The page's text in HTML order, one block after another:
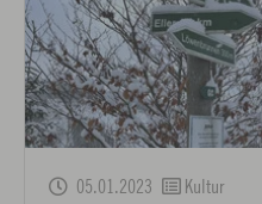
05.01.2023 Kultur